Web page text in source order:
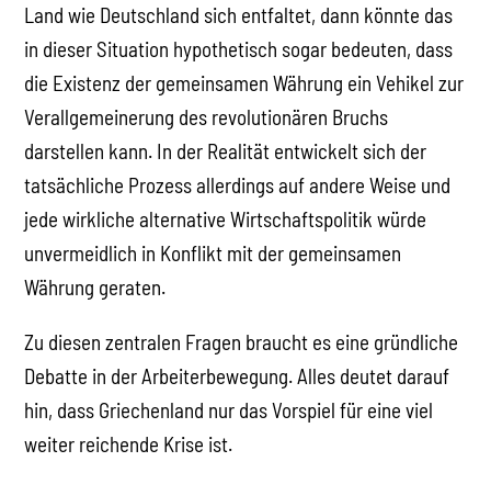
Land wie Deutschland sich entfaltet, dann könnte das
in dieser Situation hypothetisch sogar bedeuten, dass
die Existenz der gemeinsamen Währung ein Vehikel zur
Verallgemeinerung des revolutionären Bruchs
darstellen kann. In der Realität entwickelt sich der
tatsächliche Prozess allerdings auf andere Weise und
jede wirkliche alternative Wirtschaftspolitik würde
unvermeidlich in Konflikt mit der gemeinsamen
Währung geraten.
Zu diesen zentralen Fragen braucht es eine gründliche
Debatte in der Arbeiterbewegung. Alles deutet darauf
hin, dass Griechenland nur das Vorspiel für eine viel
weiter reichende Krise ist.